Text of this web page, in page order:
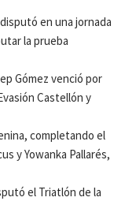
en una jornada
la prueba
Gómez venció por
Castellón y
completando el
y Yowanka Pallarés,
el Triatlón de la